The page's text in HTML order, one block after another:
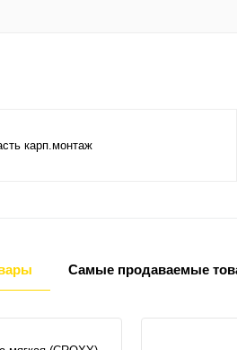
карп.монтаж
Самые продаваемые